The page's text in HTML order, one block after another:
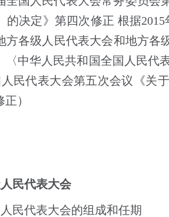
的决定》第四次修正 根据2015
方各级人民代表大会和地方
〈中华人民共和国全国人民
民代表大会第五次会议《关
）
民代表大会
民代表大会的组成和任期